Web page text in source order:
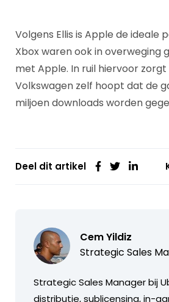
Volgens Ellis is Apple de
Xbox waren ook in overweging
met Apple. In ruil hiervoor
Volkswagen zelf hoopt dat de
miljoen downloads worden
Deel dit artikel
Cem Yildiz
Strategic Sales
Strategic Sales Manager bij
distributie, sublicensing, in-